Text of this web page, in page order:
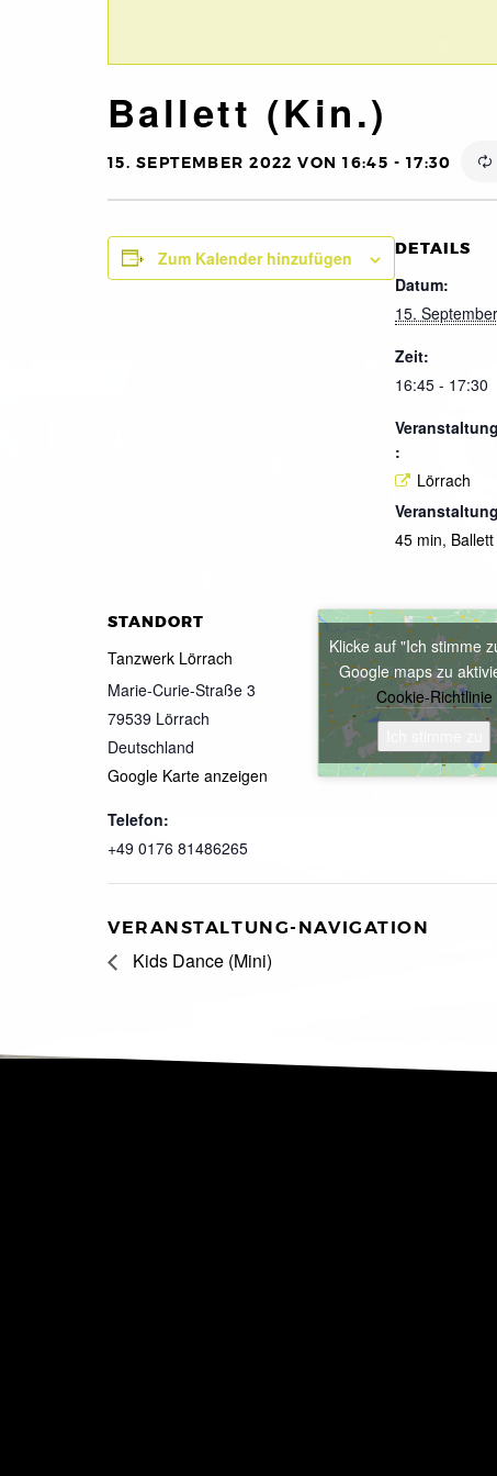
Ballett (Kin.)
15. SEPTEMBER 2022 VON 16:45 - 17:30
Zum Kalender hinzufügen DETAILS
Datum:
15.
Zeit:
16:45 - 17:30
:
Lörrach
45 min, Ballett
STANDORT
Tanzwerk Lörrach
Marie-Curie-Straße 3
79539 Lörrach
Deutschland
Google Karte anzeigen
Telefon:
+49 0176 81486265
Klicke auf "Ich stimme
Google maps zu
Cookie-Richtlinie
VERANSTALTUNG-NAVIGATION
Kids Dance (Mini)